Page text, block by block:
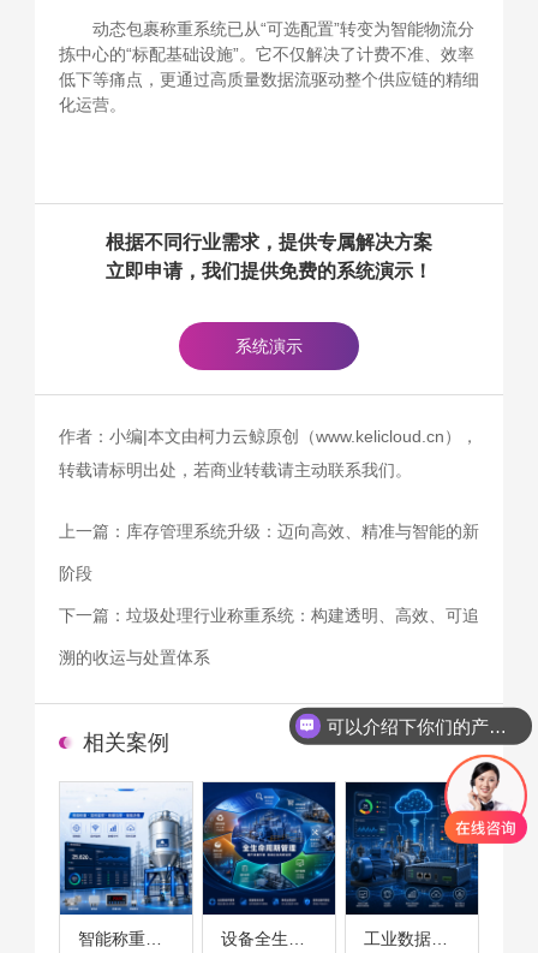
动态包裹称重系统已从“可选配置”转变为智能物流分
拣中心的“标配基础设施”。它不仅解决了计费不准、效率
低下等痛点，更通过高质量数据流驱动整个供应链的精细
化运营。
根据不同行业需求，提供专属解决方案
立即申请，我们提供免费的系统演示！
系统演示
作者：小编|本文由柯力云鲸原创（www.kelicloud.cn），
转载请标明出处，若商业转载请主动联系我们。
上一篇： 库存管理系统升级：迈向高效、精准与智能的新
阶段
下一篇： 垃圾处理行业称重系统：构建透明、高效、可追
溯的收运与处置体系
相关案例
智能称重系统案例 工业数据采集与设备监控案例
可以介绍下你们的产品么